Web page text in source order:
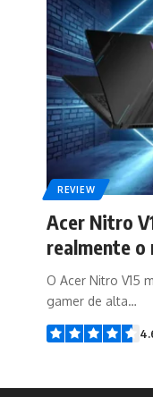
REVIEW
Acer Nitro
realmente o
O Acer Nitro V15
gamer de alta…